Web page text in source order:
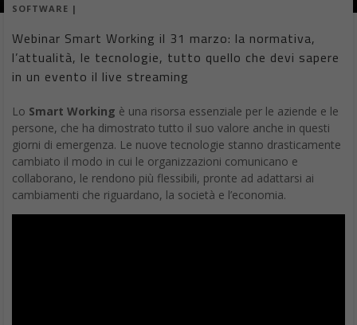
SOFTWARE |
Webinar Smart Working il 31 marzo: la normativa,
l’attualità, le tecnologie, tutto quello che devi sapere
in un evento il live streaming
Lo Smart Working è una risorsa essenziale per le aziende e le
persone, che ha dimostrato tutto il suo valore anche in questi
giorni di emergenza. Le nuove tecnologie stanno drasticamente
cambiato il modo in cui le organizzazioni comunicano e
collaborano, le rendono più flessibili, pronte ad adattarsi ai
cambiamenti che riguardano, la società e l’economia.